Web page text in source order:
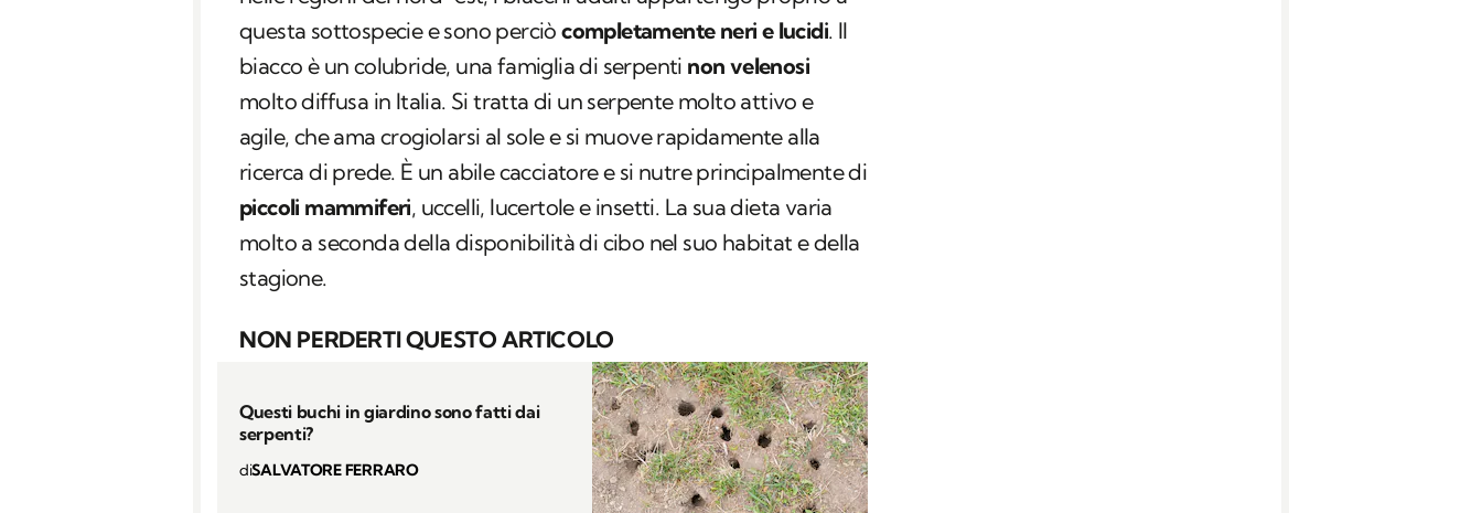
questa sottospecie e sono perciòcompletamente neri e lucidi. Il
biacco è un colubride, una famiglia di serpenti non velenosi
molto diffusa in Italia. Si tratta di un serpente molto attivo e
agile, che ama crogiolarsi al sole e si muove rapidamente alla
ricerca di prede. È un abile cacciatore e si nutre principalmente di
piccoli mammiferi, uccelli, lucertole e insetti. La sua dieta varia
molto a seconda della disponibilità di cibo nel suo habitat e della
stagione.
NON PERDERTI QUESTO ARTICOLO
Questi buchi in giardino sono fatti dai
serpenti?
diSALVATORE FERRARO